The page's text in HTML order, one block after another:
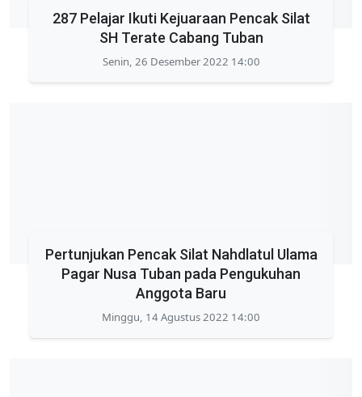
287 Pelajar Ikuti Kejuaraan Pencak Silat
SH Terate Cabang Tuban
Senin, 26 Desember 2022 14:00
Pertunjukan Pencak Silat Nahdlatul Ulama
Pagar Nusa Tuban pada Pengukuhan
Anggota Baru
Minggu, 14 Agustus 2022 14:00